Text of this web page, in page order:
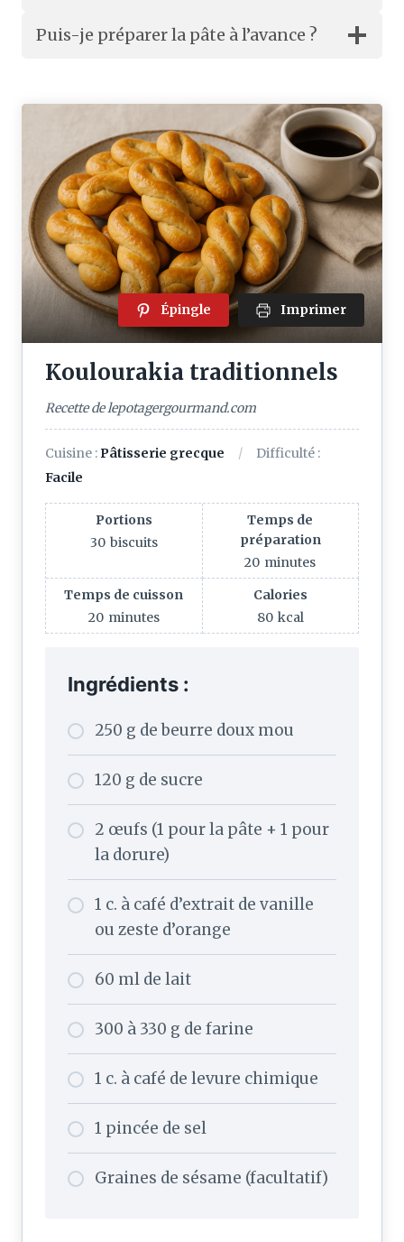
Puis-je préparer la pâte à l’avance ?
Épingle Imprimer
Koulourakia traditionnels
Recette de lepotagergourmand.com
Cuisine : Pâtisserie grecque
Difficulté :
Facile
Portions
30 biscuits
Temps de
préparation
20 minutes
Temps de cuisson
20 minutes
Calories
80 kcal
Ingrédients :
250 g de beurre doux mou
120 g de sucre
2 œufs (1 pour la pâte + 1 pour
la dorure)
1 c. à café d’extrait de vanille
ou zeste d’orange
60 ml de lait
300 à 330 g de farine
1 c. à café de levure chimique
1 pincée de sel
Graines de sésame (facultatif)